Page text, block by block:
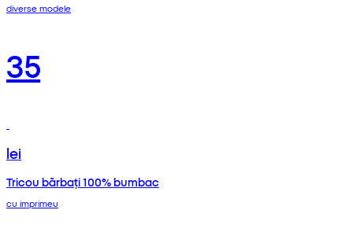
diverse modele
35
lei
Tricou bărbați 100% bumbac
cu imprimeu